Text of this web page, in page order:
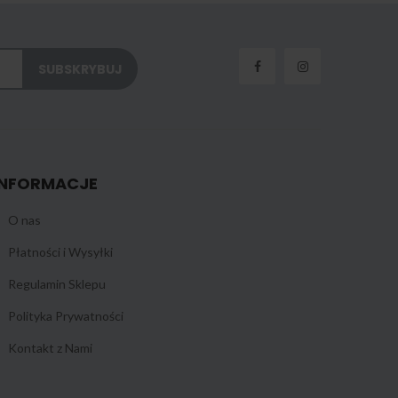
O nas
Płatności i Wysyłki
Regulamin Sklepu
Polityka Prywatności
Kontakt z Nami